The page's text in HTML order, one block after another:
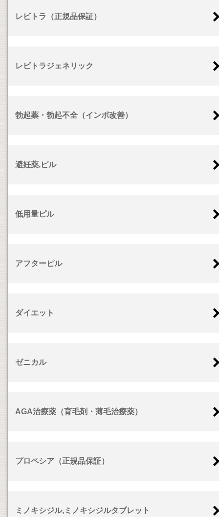
レビトラ（正規品保証）
レビトラジェネリック
勃起薬・勃起不全（インポ改善）
避妊薬,ピル
低用量ピル
アフターピル
ダイエット
ゼニカル
AGA治療薬（育毛剤・薄毛治療薬）
プロペシア（正規品保証）
ミノキシジル,ミノキシジルタブレット